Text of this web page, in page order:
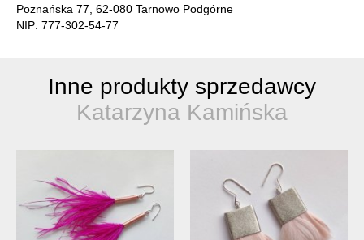
Poznańska 77, 62-080 Tarnowo Podgórne
NIP: 777-302-54-77
Inne produkty sprzedawcy
Katarzyna Kamińska